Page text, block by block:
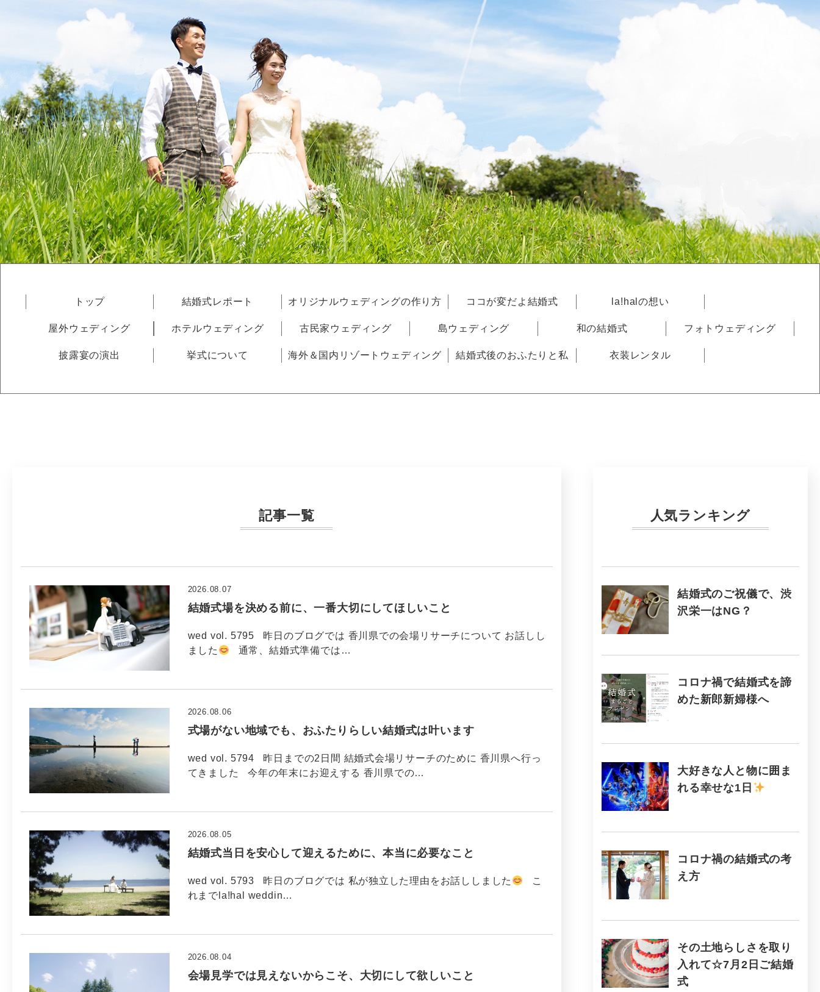
トップ 結婚式レポート オリジナルウェディングの作り方 ココが変だよ結婚式 la!halの想い
屋外ウェディング ホテルウェディング 古民家ウェディング 島ウェディング 和の結婚式 フォトウェディング
披露宴の演出 挙式について 海外＆国内リゾートウェディング 結婚式後のおふたりと私 衣装レンタル
記事一覧
結婚式場を決める前に、一番大切にしてほしいこと
2026.08.07
wed vol. 5795 昨日のブログでは 香川県での会場リサーチについて お話しし
ました
通常、結婚式準備では…
式場がない地域でも、おふたりらしい結婚式は叶います
2026.08.06
wed vol. 5794 昨日までの2日間 結婚式会場リサーチのために 香川県へ行っ
てきました 今年の年末にお迎えする 香川県での…
結婚式当日を安心して迎えるために、本当に必要なこと
2026.08.05
wed vol. 5793 昨日のブログでは 私が独立した理由をお話ししました
こ
れまでla!hal weddin…
会場見学では見えないからこそ、大切にして欲しいこと
2026.08.04
人気ランキング
結婚式のご祝儀で、渋
沢栄一はNG？
コロナ禍で結婚式を諦
めた新郎新婦様へ
大好きな人と物に囲ま
れる幸せな1日
コロナ禍の結婚式の考
え方
その土地らしさを取り
入れて☆7月2日ご結婚
式